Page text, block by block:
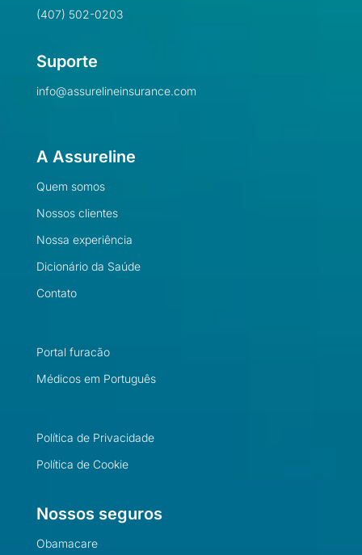
(407) 502-0203
Suporte
info@assurelineinsurance.com
A Assureline
Quem somos
Nossos clientes
Nossa experiência
Dicionário da Saúde
Contato
Portal furacão
Médicos em Português
Política de Privacidade
Política de Cookie
Nossos seguros
Obamacare